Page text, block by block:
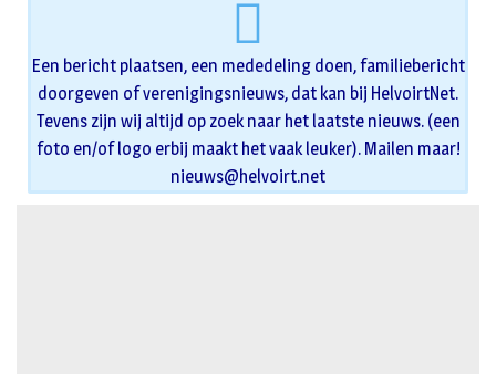
Een bericht plaatsen, een mededeling doen, familiebericht
doorgeven of verenigingsnieuws, dat kan bij HelvoirtNet.
Tevens zijn wij altijd op zoek naar het laatste nieuws. (een
foto en/of logo erbij maakt het vaak leuker). Mailen maar!
nieuws@helvoirt.net